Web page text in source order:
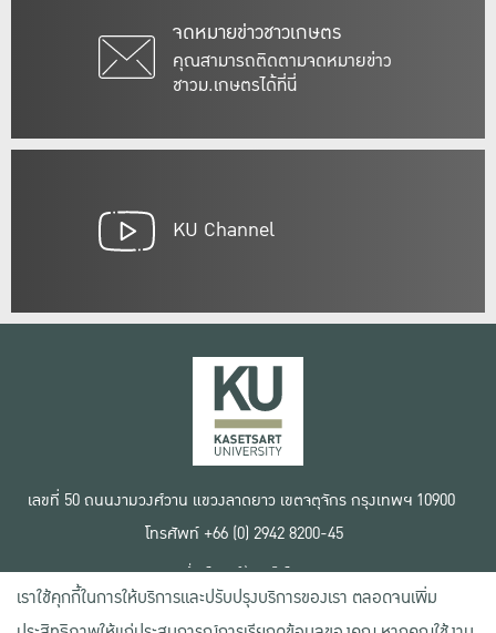
จดหมายข่าวชาวเกษตร
คุณสามารถติดตามจดหมายข่าว
ชาวม.เกษตรได้ที่นี่
KU Channel
เลขที่ 50 ถนนงามวงศ์วาน แขวงลาดยาว เขตจตุจักร กรุงเทพฯ 10900
โทรศัพท์ +66 (0) 2942 8200-45
เงื่อนไขการใช้งานเว็บไซต์
ข้อตกลงด้านสิทธิ์ใช้งาน
นโยบายความเป็นส่วนตัว
เราใช้คุกกี้ในการให้บริการและปรับปรุงบริการของเรา ตลอดจนเพิ่ม